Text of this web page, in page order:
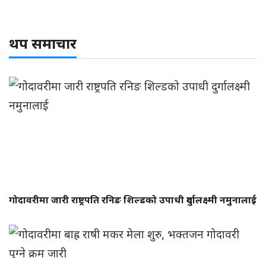
थप समाचार
गोदावरीमा जारी राष्ट्रपति रनिङ शिल्डको उपाधी दुर्गालक्ष्मी नमुनालाई